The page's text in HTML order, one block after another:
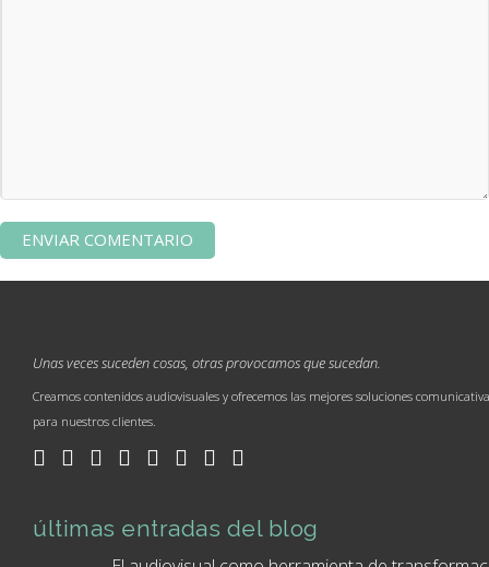
Unas veces suceden cosas, otras provocamos que sucedan.
Creamos contenidos audiovisuales y ofrecemos las mejores soluciones
para nuestros clientes.
últimas entradas del blog